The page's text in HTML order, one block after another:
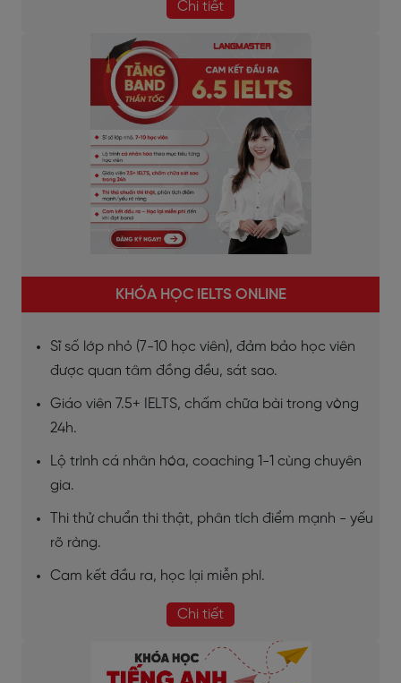
Chi tiết
KHÓA HỌC IELTS ONLINE
Sĩ số lớp nhỏ (7-10 học viên), đảm bảo học viên
được quan tâm đồng đều, sát sao.
Giáo viên 7.5+ IELTS, chấm chữa bài trong vòng
24h.
Lộ trình cá nhân hóa, coaching 1-1 cùng chuyên
gia.
Thi thử chuẩn thi thật, phân tích điểm mạnh - yếu
rõ ràng.
Cam kết đầu ra, học lại miễn phí.
Chi tiết